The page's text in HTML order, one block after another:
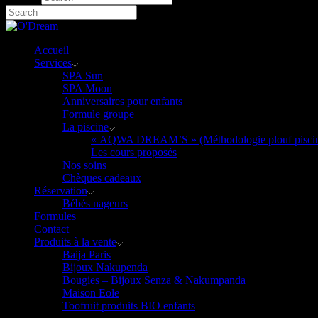
Accueil
Services
SPA Sun
SPA Moon
Anniversaires pour enfants
Formule groupe
La piscine
« AQWA DREAM’S » (Méthodologie plouf
Les cours proposés
Nos soins
Chèques cadeaux
Réservation
Bébés nageurs
Formules
Contact
Produits à la vente
Baija Paris
Bijoux Nakupenda
Bougies – Bijoux Senza & Nakumpanda
Maison Eole
Toofruit produits BIO enfants